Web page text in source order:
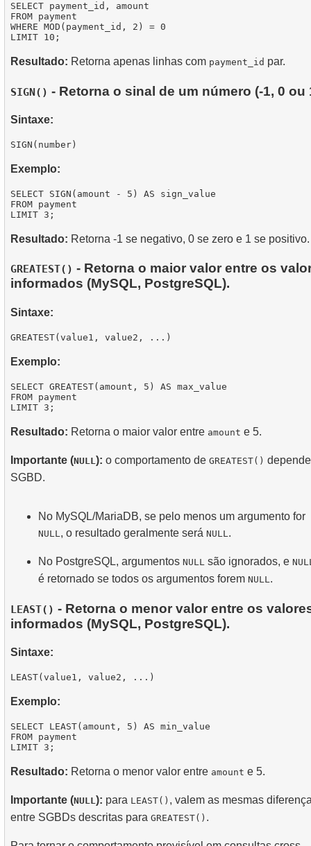
SELECT payment_id, amount
FROM payment
WHERE MOD(payment_id, 2) = 0
Resultado: Retorna apenas linhas com payment_id par.
SIGN() - Retorna o sinal de um número (-1, 0 ou
Sintaxe:
Exemplo:
SELECT SIGN(amount - 5) AS sign_value
FROM payment
Resultado: Retorna -1 se negativo, 0 se zero e 1 se positivo.
GREATEST() - Retorna o maior valor entre os
informados (MySQL, PostgreSQL).
Sintaxe:
Exemplo:
SELECT GREATEST(amount, 5) AS max_value
FROM payment
Resultado: Retorna o maior valor entre amount e 5.
Importante (NULL ): o comportamento de GREATEST()
SGBD.
No MySQL/MariaDB, se pelo menos um argumento for
NULL , o resultado geralmente será NULL .
No PostgreSQL, argumentos NULL são ignorados, e
é retornado se todos os argumentos forem NULL .
LEAST() - Retorna o menor valor entre os
informados (MySQL, PostgreSQL).
Sintaxe:
Exemplo:
SELECT LEAST(amount, 5) AS min_value
FROM payment
Resultado: Retorna o menor valor entre amount e 5.
Importante (NULL): para LEAST() , valem as mesmas
entre SGBDs descritas para GREATEST() .